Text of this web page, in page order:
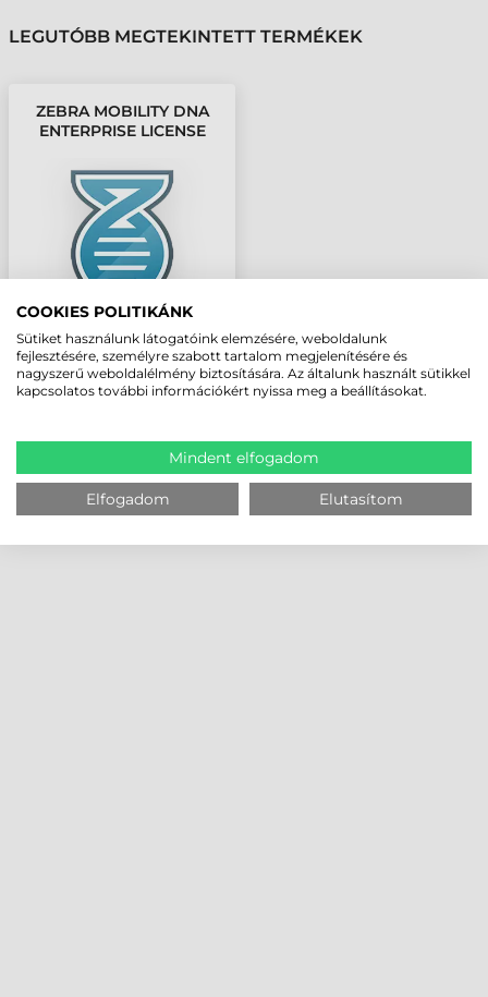
LEGUTÓBB MEGTEKINTETT TERMÉKEK
ZEBRA MOBILITY DNA
ENTERPRISE LICENSE
COOKIES POLITIKÁNK
Sütiket használunk látogatóink elemzésére, weboldalunk
fejlesztésére, személyre szabott tartalom megjelenítésére és
nagyszerű weboldalélmény biztosítására. Az általunk használt sütikkel
kapcsolatos további információkért nyissa meg a beállításokat.
Mindent elfogadom
Elfogadom Elutasítom